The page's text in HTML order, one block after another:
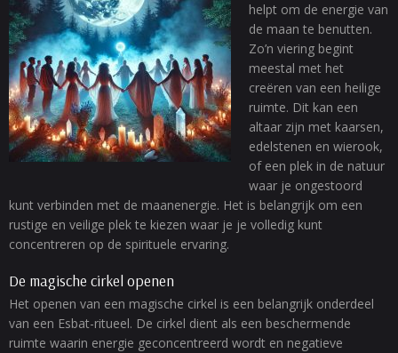
helpt om de energie van
de maan te benutten.
Zo’n viering begint
meestal met het
creëren van een heilige
ruimte. Dit kan een
altaar zijn met kaarsen,
edelstenen en wierook,
of een plek in de natuur
waar je ongestoord
kunt verbinden met de maanenergie. Het is belangrijk om een
rustige en veilige plek te kiezen waar je je volledig kunt
concentreren op de spirituele ervaring.
De magische cirkel openen
Het openen van een magische cirkel is een belangrijk onderdeel
van een Esbat-ritueel. De cirkel dient als een beschermende
ruimte waarin energie geconcentreerd wordt en negatieve